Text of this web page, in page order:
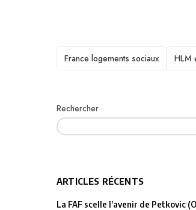
TAGS
France logements sociaux HLM
Rechercher
ARTICLES RÉCENTS
La FAF scelle l’avenir de Petkovic